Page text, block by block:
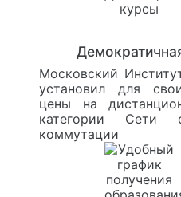
Московский
установил для
цены на
категории Сети
коммутации